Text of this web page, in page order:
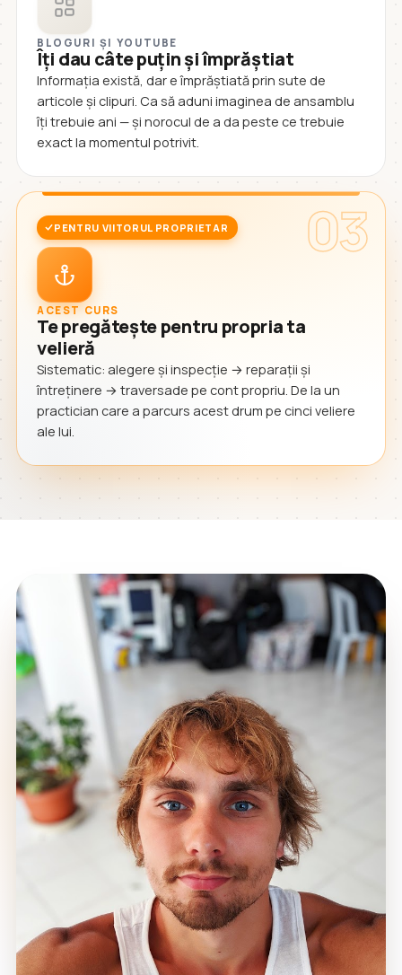
BLOGURI ȘI YOUTUBE
Îți dau câte puțin și împrăștiat
Informația există, dar e împrăștiată prin sute de
articole și clipuri. Ca să aduni imaginea de ansamblu
îți trebuie ani — și norocul de a da peste ce trebuie
exact la momentul potrivit.
03
PENTRU VIITORUL PROPRIETAR
ACEST CURS
Te pregătește pentru propria ta
velieră
Sistematic: alegere și inspecție → reparații și
întreținere → traversade pe cont propriu. De la un
practician care a parcurs acest drum pe cinci veliere
ale lui.